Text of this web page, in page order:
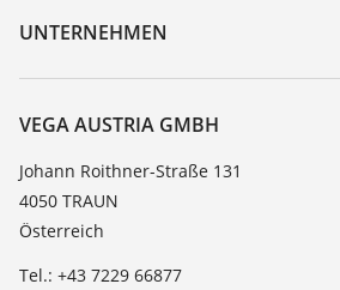
DTM Collection/PACTware
Trainings
Beständigkeitsliste
TeamViewer
UNTERNEHMEN
Karriere
Über VEGA
Kontakt
News
VEGA AUSTRIA GMBH
Johann Roithner-Straße 131
4050 TRAUN
Österreich
Tel.: +43 7229 66877